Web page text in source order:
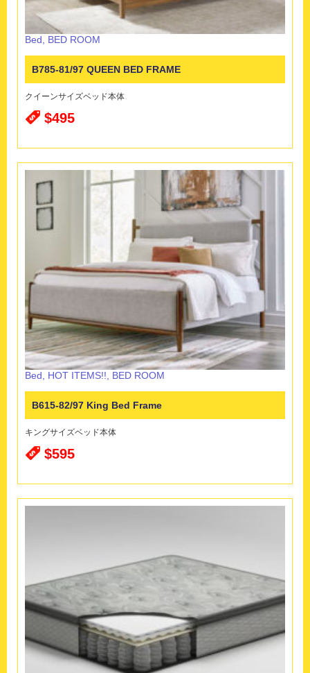
Bed BED ROOM
B785-81/97 QUEEN BED FRAME
クイーンサイズベッド本体
$495
Bed HOT ITEMS!! BED ROOM
B615-82/97 King Bed Frame
キングサイズベッド本体
$595